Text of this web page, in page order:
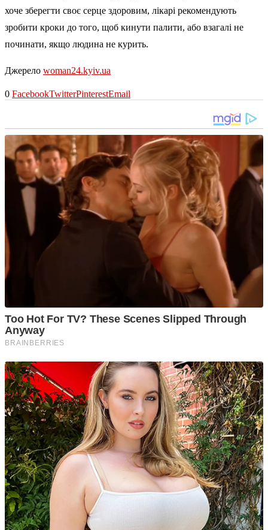
хоче зберегти своє серце здоровим, лікарі рекомендують
зробити кроки до того, щоб кинути палити, або взагалі не
починати, якщо людина не курить.
Джерело woman24.kyiv.ua
0 FacebookTwitterPinterestEmail